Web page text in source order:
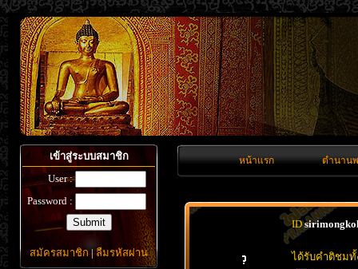
เข้าสู่ระบบสมาชิก
User :
Password :
สมัครสมาชิก|ลืมรหัสผ่าน
หน้าแรก ตำนาน
ID
ได้รับคำติชม